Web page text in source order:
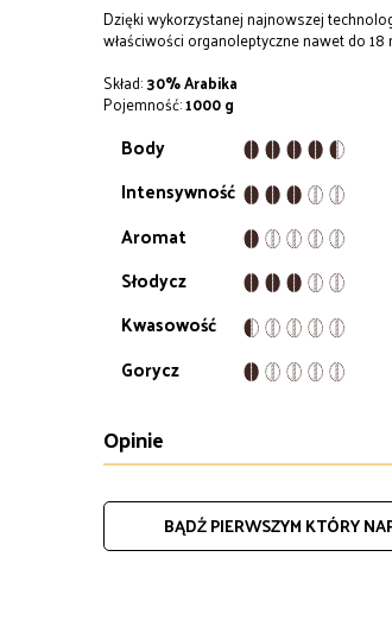
Dzięki wykorzystanej najnowszej
właściwości organoleptyczne nawet do 18
Skład:30% Arabika
Pojemność:1000 g
Body
Intensywność
Aromat
Słodycz
Kwasowość
Gorycz
Opinie
BĄDŹ PIERWSZYM KTÓRY